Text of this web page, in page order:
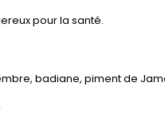
pour la santé.
badiane, piment de